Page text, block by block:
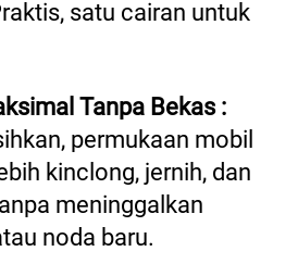
satu cairan untuk
permukaan mobil
kinclong, jernih, dan
meninggalkan
noda baru.